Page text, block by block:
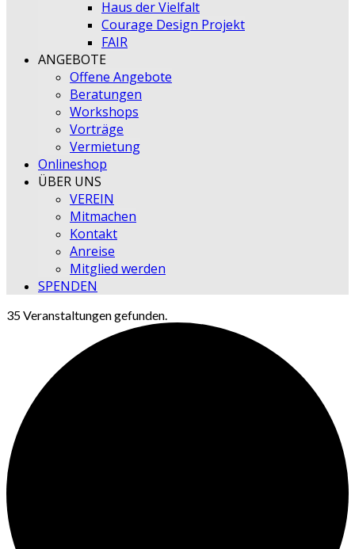
Haus der Vielfalt
Courage Design Projekt
FAIR
ANGEBOTE
Offene Angebote
Beratungen
Workshops
Vorträge
Vermietung
Onlineshop
ÜBER UNS
VEREIN
Mitmachen
Kontakt
Anreise
Mitglied werden
SPENDEN
35 Veranstaltungen gefunden.